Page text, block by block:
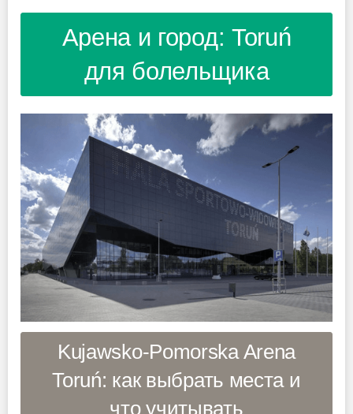
Арена и город: Toruń
для болельщика
Kujawsko-Pomorska Arena
Toruń: как выбрать места и
что учитывать